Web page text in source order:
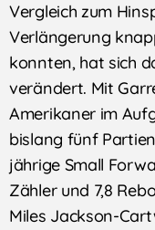
Vergleich zum
Verlängerung
konnten, hat sich
verändert. Mit
Amerikaner im
bislang fünf
jährige Small
Zähler und 7,8
Miles Jackson-